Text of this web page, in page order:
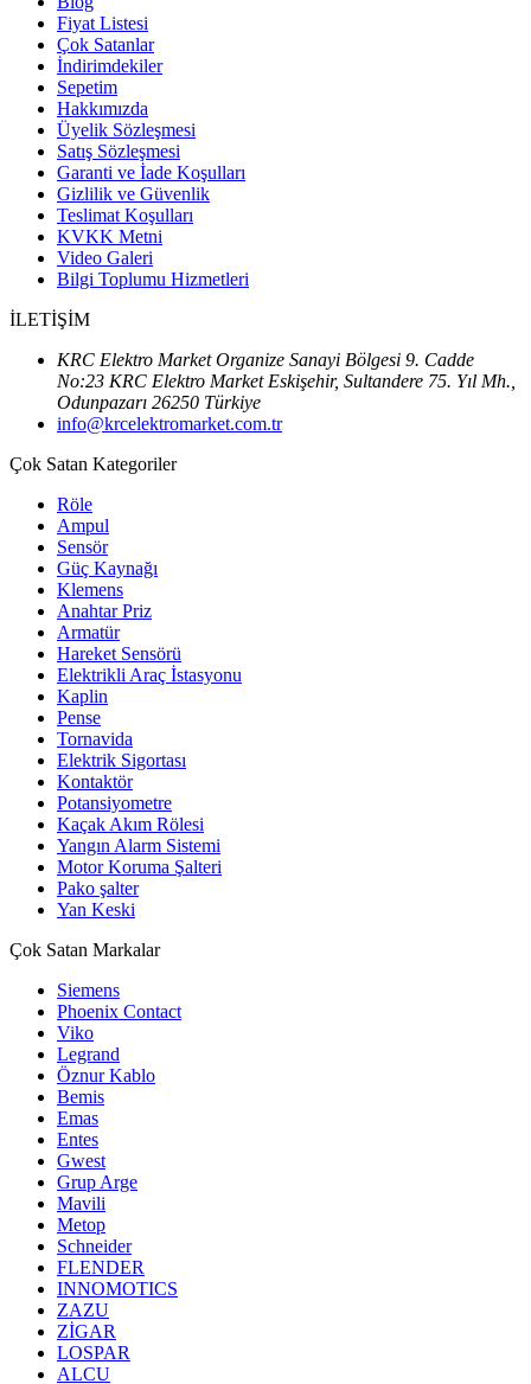
Fiyat Listesi
Çok Satanlar
İndirimdekiler
Sepetim
Hakkımızda
Üyelik Sözleşmesi
Satış Sözleşmesi
Garanti ve İade Koşulları
Gizlilik ve Güvenlik
Teslimat Koşulları
KVKK Metni
Video Galeri
Bilgi Toplumu Hizmetleri
İLETİŞİM
KRC Elektro Market Organize Sanayi Bölgesi 9. Cadde
No:23 KRC Elektro Market Eskişehir, Sultandere 75. Yıl Mh.,
Odunpazarı 26250 Türkiye
info@krcelektromarket.com.tr
Çok Satan Kategoriler
Röle
Ampul
Sensör
Güç Kaynağı
Klemens
Anahtar Priz
Armatür
Hareket Sensörü
Elektrikli Araç İstasyonu
Kaplin
Pense
Tornavida
Elektrik Sigortası
Kontaktör
Potansiyometre
Kaçak Akım Rölesi
Yangın Alarm Sistemi
Motor Koruma Şalteri
Pako şalter
Yan Keski
Çok Satan Markalar
Siemens
Phoenix Contact
Viko
Legrand
Öznur Kablo
Bemis
Emas
Entes
Gwest
Grup Arge
Mavili
Metop
Schneider
FLENDER
INNOMOTICS
ZAZU
ZİGAR
LOSPAR
ALCU